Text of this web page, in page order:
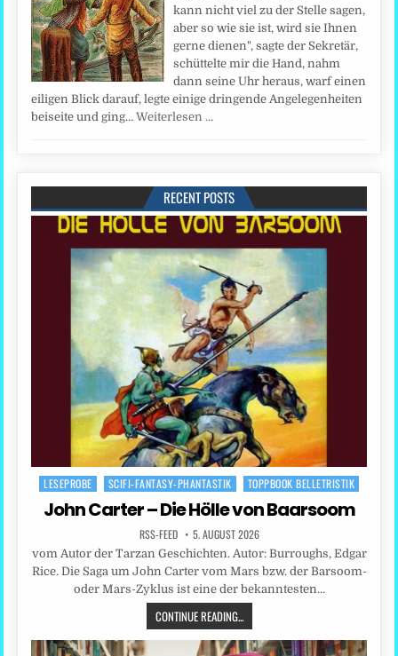
kann nicht viel zu der Stelle sagen,
aber so wie sie ist, wird sie Ihnen
gerne dienen", sagte der Sekretär,
schüttelte mir die Hand, nahm
dann seine Uhr heraus, warf einen
eiligen Blick darauf, legte einige dringende Angelegenheiten
beiseite und ging…Weiterlesen …
RECENT POSTS
Posted
LESEPROBE SCIFI-FANTASY-PHANTASTIK TOPPBOOK BELLETRISTIK
John Carter – Die Hölle von Baarsoom
RSS-FEED 5. AUGUST 2026
vom Autor der Tarzan Geschichten. Autor: Burroughs, Edgar
Rice. Die Saga um John Carter vom Mars bzw. der Barsoom-
oder Mars-Zyklus ist eine der bekanntesten…
CONTINUE READING...